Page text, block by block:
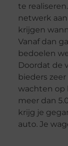
te
netwerk
krijgen
Vanaf dan
bedoelen
Doordat de
bieders
wachten op
meer dan
krijg je
auto. Je